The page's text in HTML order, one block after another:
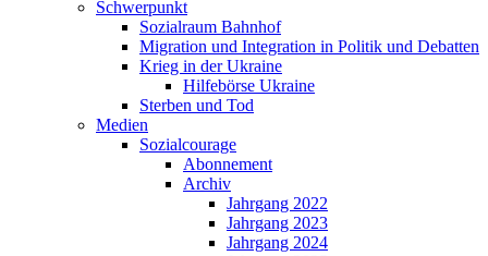
Schwerpunkt
Sozialraum Bahnhof
Migration und Integration in Politik und Debatten
Krieg in der Ukraine
Hilfebörse Ukraine
Sterben und Tod
Medien
Sozialcourage
Abonnement
Archiv
Jahrgang 2022
Jahrgang 2023
Jahrgang 2024